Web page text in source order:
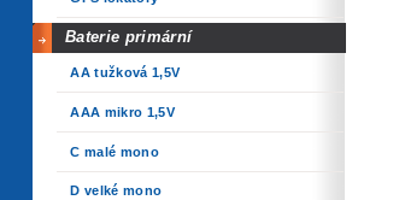
Baterie primární
AA tužková 1,5V
AAA mikro 1,5V
C malé mono
D velké mono